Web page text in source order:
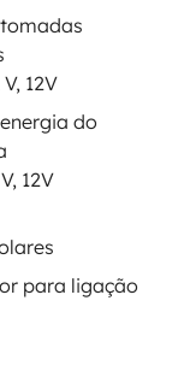
12V
do
12V
para ligação
na
Play
CGU